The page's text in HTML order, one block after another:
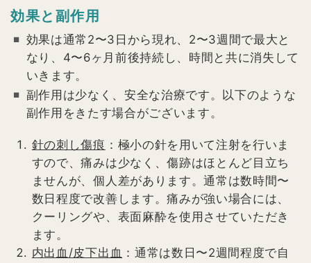
効果と副作用
効果は通常2〜3日から現れ、2〜3週間で最大と
なり、4〜6ヶ月前後持続し、時間と共に消失して
いきます。
副作用は少なく、安全な治療です。以下のような
副作用をきたす場合がございます。
針の刺し傷痕 ：極小の針を用いて注射を行いま
すので、痛みは少なく、傷跡はほとんど目立ち
ませんが、個人差があります。通常は数時間〜
数日程度で改善します。痛みが強い場合には、
クーリングや、表面麻酔を使用させていただき
ます。
内出血/皮下出血 ：通常は数日〜2週間程度で自